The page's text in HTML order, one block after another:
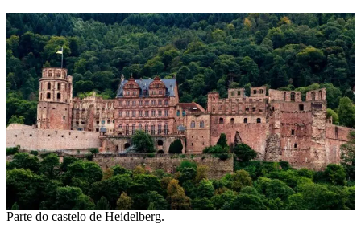
Parte do castelo de Heidelberg.